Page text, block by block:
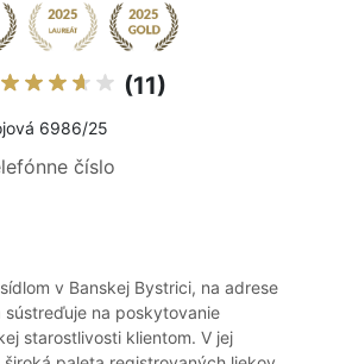
(11)
6986/25
číslo
v Banskej Bystrici, na adrese
na poskytovanie
starostlivosti klientom. V jej